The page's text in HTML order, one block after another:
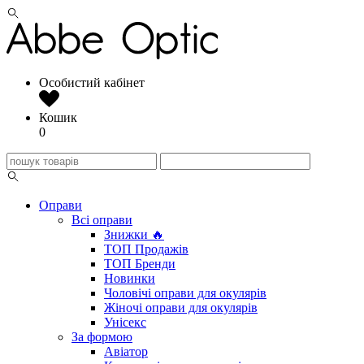
Особистий кабінет
Кошик
0
Оправи
Всі оправи
Знижки 🔥
ТОП Продажів
ТОП Бренди
Новинки
Чоловічі оправи для окулярів
Жіночі оправи для окулярів
Унісекс
За формою
Авіатор